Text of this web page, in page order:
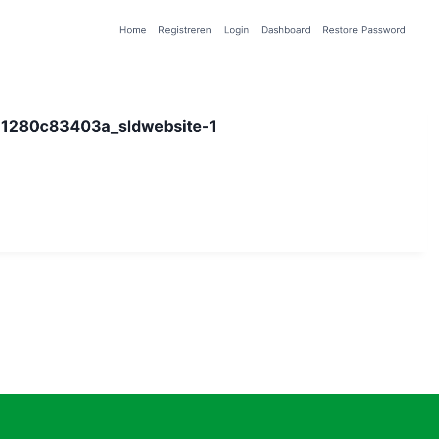
Home Registreren Login Dashboard Restore Password
1